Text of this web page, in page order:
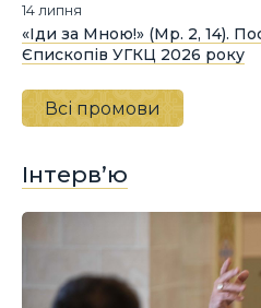
14 липня
«Іди за Мною!» (Мр. 2, 14).
Єпископів УГКЦ 2026 року
Всі промови
Інтерв’ю